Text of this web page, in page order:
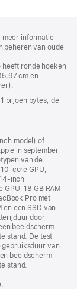
meer informatie
beheren van oude
heeft ronde hoeken
cm en
biljoen bytes; de
model) of
in september
van de
GPU,
GPU, 18 GB RAM
Pro met
en een SSD van
door
beeldscherm­
stand. De test
gebruiksduur van
beeldscherm­
stand.